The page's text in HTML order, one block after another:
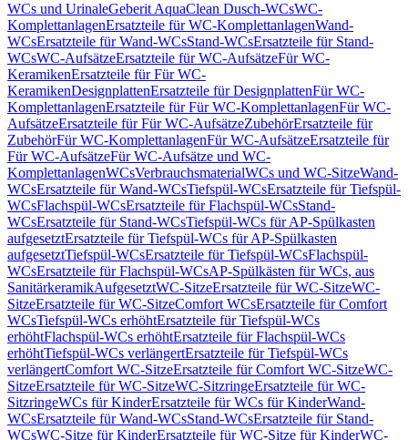
WCs und UrinaleGeberit AquaClean Dusch-WCsWC-
KomplettanlagenErsatzteile für WC-KomplettanlagenWand-
WCsErsatzteile für Wand-WCsStand-WCsErsatzteile für Stand-
WCsWC-AufsätzeErsatzteile für WC-AufsätzeFür WC-
KeramikenErsatzteile für Für WC-
KeramikenDesignplattenErsatzteile für DesignplattenFür WC-
KomplettanlagenErsatzteile für Für WC-KomplettanlagenFür WC-
AufsätzeErsatzteile für Für WC-AufsätzeZubehörErsatzteile für
ZubehörFür WC-KomplettanlagenFür WC-AufsätzeErsatzteile für
Für WC-AufsätzeFür WC-Aufsätze und WC-
KomplettanlagenWCsVerbrauchsmaterialWCs und WC-SitzeWand-
WCsErsatzteile für Wand-WCsTiefspül-WCsErsatzteile für Tiefspül-
WCsFlachspül-WCsErsatzteile für Flachspül-WCsStand-
WCsErsatzteile für Stand-WCsTiefspül-WCs für AP-Spülkasten
aufgesetztErsatzteile für Tiefspül-WCs für AP-Spülkasten
aufgesetztTiefspül-WCsErsatzteile für Tiefspül-WCsFlachspül-
WCsErsatzteile für Flachspül-WCsAP-Spülkästen für WCs, aus
SanitärkeramikAufgesetztWC-SitzeErsatzteile für WC-SitzeWC-
SitzeErsatzteile für WC-SitzeComfort WCsErsatzteile für Comfort
WCsTiefspül-WCs erhöhtErsatzteile für Tiefspül-WCs
erhöhtFlachspül-WCs erhöhtErsatzteile für Flachspül-WCs
erhöhtTiefspül-WCs verlängertErsatzteile für Tiefspül-WCs
verlängertComfort WC-SitzeErsatzteile für Comfort WC-SitzeWC-
SitzeErsatzteile für WC-SitzeWC-SitzringeErsatzteile für WC-
SitzringeWCs für KinderErsatzteile für WCs für KinderWand-
WCsErsatzteile für Wand-WCsStand-WCsErsatzteile für Stand-
WCsWC-Sitze für KinderErsatzteile für WC-Sitze für KinderWC-